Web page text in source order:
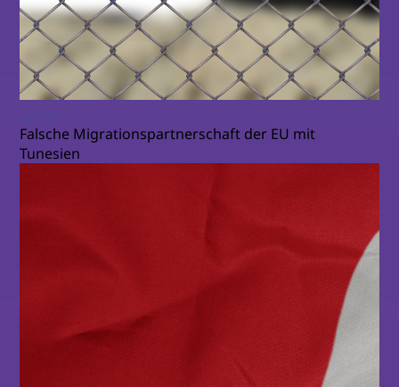
Falsche Migrationspartnerschaft der EU mit
Tunesien